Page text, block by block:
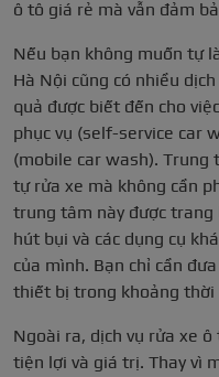
ô tô giá rẻ mà vẫn đảm
Nếu bạn không muốn tự
Hà Nội cũng có nhiều
quả được biết đến cho
phục vụ (self-service car
(mobile car wash). Trung
tự rửa xe mà không cần
trung tâm này được trang
hút bụi và các dụng cụ
của mình. Bạn chỉ cần
thiết bị trong khoảng thời
Ngoài ra, dịch vụ rửa xe
tiện lợi và giá trị. Thay vì